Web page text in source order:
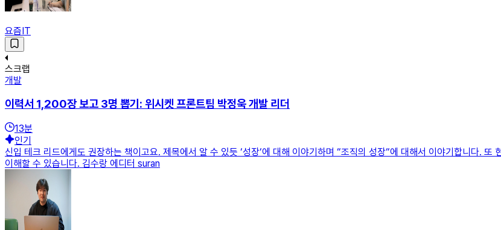
요즘IT
스크랩
개발
이력서 1,200장 보고 3명 뽑기: 위시켓 프론트팀 박정욱 개발 리더
13분
인기
신입 테크 리드에게도 권장하는 책이고요. 제목에서 알 수 있듯 ‘성장‘에 대해 이야기하며 “조직의 성장“에 대해서 이야기합니다. 또
이해할 수 있습니다. 김수랑 에디터 suran